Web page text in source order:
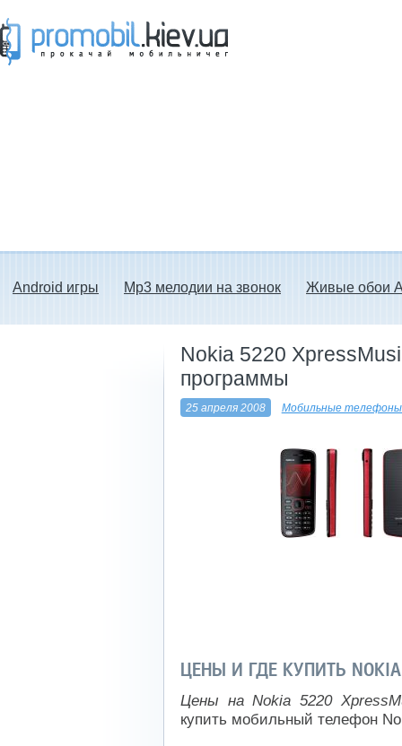
Android игры Mp3 мелодии на звонок Живые обои
Nokia 5220
программы
25 апреля 2008 Мобильные телефоны
ЦЕНЫ И ГДЕ КУПИТЬ NOKIA
Цены на Nokia 5220
купить мобильный телефон